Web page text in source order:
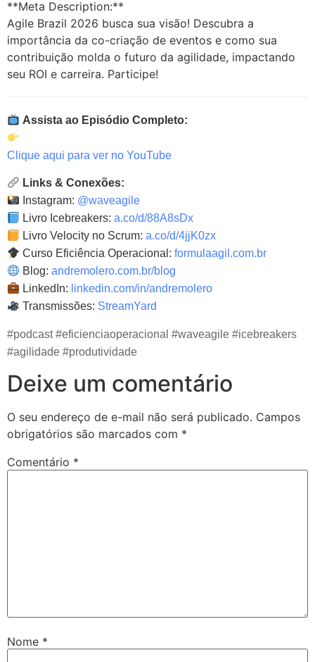
**Meta Description:**
Agile Brazil 2026 busca sua visão! Descubra a
importância da co-criação de eventos e como sua
contribuição molda o futuro da agilidade, impactando
seu ROI e carreira. Participe!
Assista ao Episódio Completo:
Clique aqui para ver no YouTube
Links & Conexões:
Instagram: @waveagile
Livro Icebreakers:a.co/d/88A8sDx
Livro Velocity no Scrum:a.co/d/4jjK0zx
Curso Eficiência Operacional:formulaagil.com.br
Blog:andremolero.com.br/blog
LinkedIn: linkedin.com/in/andremolero
Transmissões: StreamYard
#podcast #eficienciaoperacional #waveagile #icebreakers
#agilidade #produtividade
Deixe um comentário
O seu endereço de e-mail não será publicado. Campos
obrigatórios são marcados com *
Comentário *
Nome *